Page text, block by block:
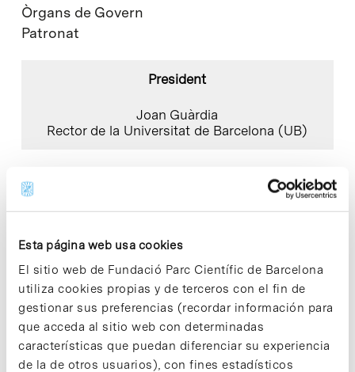
Esta página web usa cookies
El sitio web de Fundació Parc Científic de Barcelona
utiliza cookies propias y de terceros con el fin de
gestionar sus preferencias (recordar información para
que acceda al sitio web con determinadas
características que puedan diferenciar su experiencia
de la de otros usuarios), con fines estadísticos
Òrgans de Govern
Patronat
President
Joan Guàrdia
Rector de la Universitat de Barcelona (UB)
President del Consell Social de la UB
Secretària
Marina Solé
Secretària General de la UB